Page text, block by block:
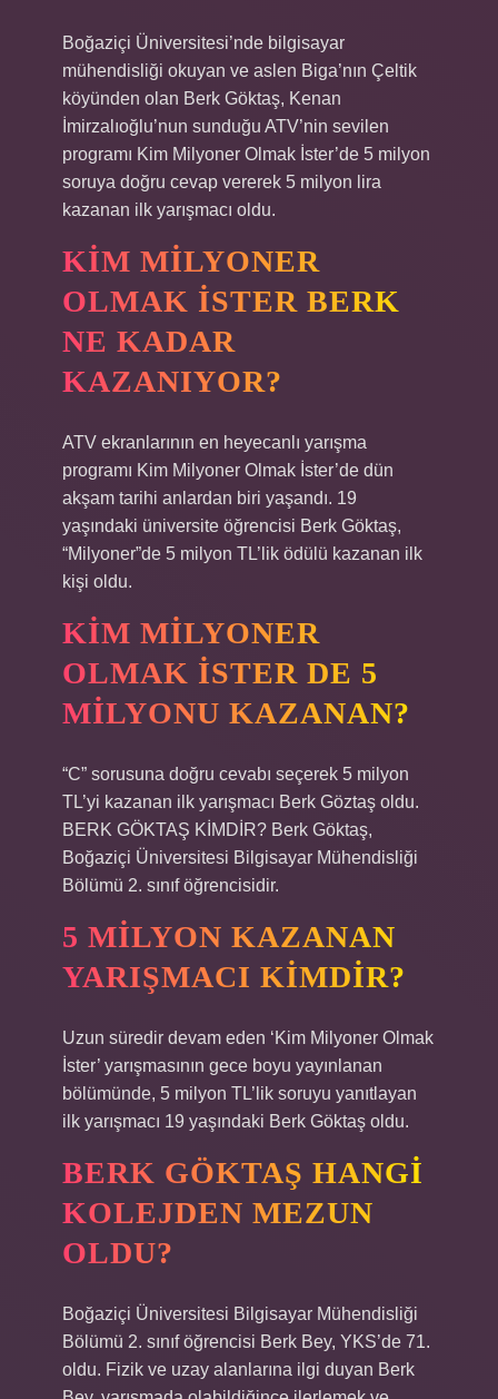
Boğaziçi Üniversitesi’nde bilgisayar
mühendisliği okuyan ve aslen Biga’nın Çeltik
köyünden olan Berk Göktaş, Kenan
İmirzalıoğlu’nun sunduğu ATV’nin sevilen
programı Kim Milyoner Olmak İster’de 5 milyon
soruya doğru cevap vererek 5 milyon lira
kazanan ilk yarışmacı oldu.
KIM MILYONER
OLMAK İSTER BERK
NE KADAR
KAZANIYOR?
ATV ekranlarının en heyecanlı yarışma
programı Kim Milyoner Olmak İster’de dün
akşam tarihi anlardan biri yaşandı. 19
yaşındaki üniversite öğrencisi Berk Göktaş,
“Milyoner”de 5 milyon TL’lik ödülü kazanan ilk
kişi oldu.
KIM MILYONER
OLMAK İSTER DE 5
MILYONU KAZANAN?
“C” sorusuna doğru cevabı seçerek 5 milyon
TL’yi kazanan ilk yarışmacı Berk Göztaş oldu.
BERK GÖKTAŞ KİMDİR? Berk Göktaş,
Boğaziçi Üniversitesi Bilgisayar Mühendisliği
Bölümü 2. sınıf öğrencisidir.
5 MILYON KAZANAN
YARIŞMACI KIMDIR?
Uzun süredir devam eden ‘Kim Milyoner Olmak
İster’ yarışmasının gece boyu yayınlanan
bölümünde, 5 milyon TL’lik soruyu yanıtlayan
ilk yarışmacı 19 yaşındaki Berk Göktaş oldu.
BERK GÖKTAŞ HANGI
KOLEJDEN MEZUN
OLDU?
Boğaziçi Üniversitesi Bilgisayar Mühendisliği
Bölümü 2. sınıf öğrencisi Berk Bey, YKS’de 71.
oldu. Fizik ve uzay alanlarına ilgi duyan Berk